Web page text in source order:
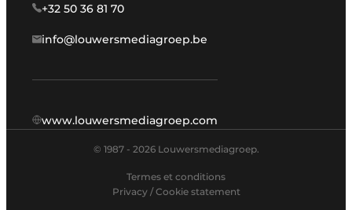
+32 50 36 81 70
info@louwersmediagroep.be
www.louwersmediagroep.com
© 1987 - 2026 Louwersmediagroep.
Termes et conditions
Privacy / Cookie statement